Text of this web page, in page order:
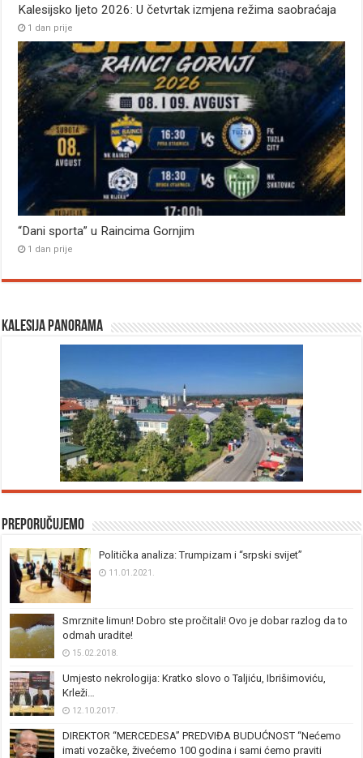
Kalesijsko ljeto 2026: U četvrtak izmjena režima saobraćaja
1 dan prije
“Dani sporta” u Raincima Gornjim
1 dan prije
Kalesija panorama
Preporučujemo
Politička analiza: Trumpizam i “srpski svijet”
11.01.2021.
Smrznite limun! Dobro ste pročitali! Ovo je dobar razlog da to
odmah uradite!
15.02.2018.
Umjesto nekrologija: Kratko slovo o Taljiću, Ibrišimoviću,
Krleži…
12.10.2017.
DIREKTOR “MERCEDESA” PREDVIĐA BUDUĆNOST “Nećemo
imati vozačke, živećemo 100 godina i sami ćemo praviti